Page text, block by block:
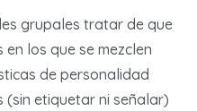
grupales tratar de que
los que se mezclen
de personalidad
(sin etiquetar ni señalar)